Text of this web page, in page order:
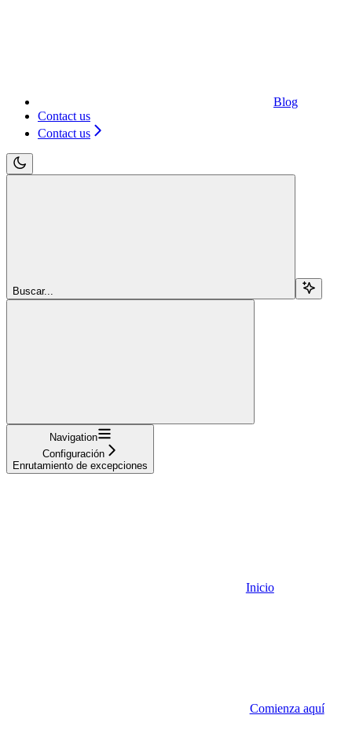
Blog
Contact us
Contact us
Buscar...
Navigation
Configuración
Enrutamiento de excepciones
Inicio
Comienza aquí